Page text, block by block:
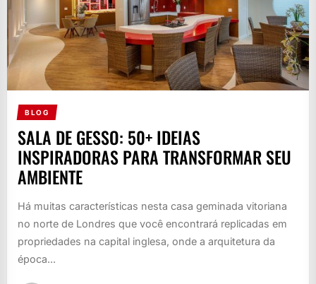
BLOG
SALA DE GESSO: 50+ IDEIAS
INSPIRADORAS PARA TRANSFORMAR SEU
AMBIENTE
Há muitas características nesta casa geminada vitoriana
no norte de Londres que você encontrará replicadas em
propriedades na capital inglesa, onde a arquitetura da
época...